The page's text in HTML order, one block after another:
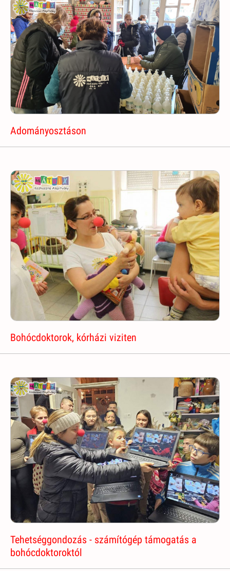
Adományosztáson
Bohócdoktorok, kórházi viziten
Tehetséggondozás - számítógép támogatás a
bohócdoktoroktól